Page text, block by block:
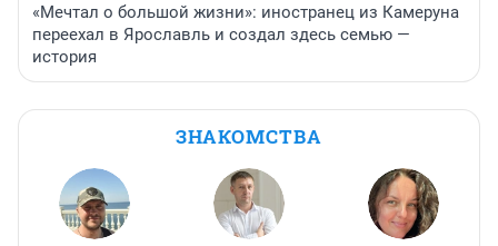
«Мечтал о большой жизни»: иностранец из Камеруна
переехал в Ярославль и создал здесь семью —
история
ЗНАКОМСТВА